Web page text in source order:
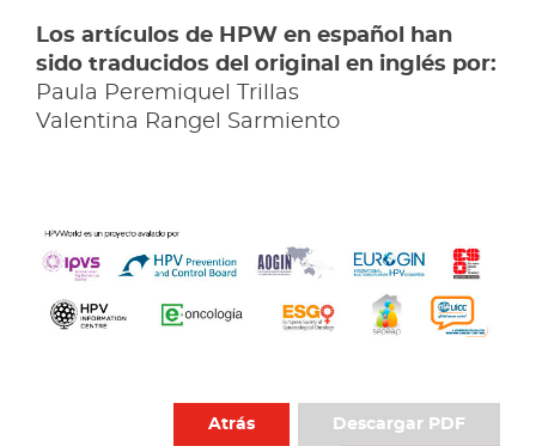
Los artículos de HPW en español han
sido traducidos del original en inglés por:
Paula Peremiquel Trillas
Valentina Rangel Sarmiento
Atrás Descargar PDF